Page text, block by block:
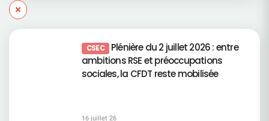
CSEC Plénière du 2 juillet 2026 : entre
ambitions RSE et préoccupations
sociales, la CFDT reste mobilisée
16 juillet 26